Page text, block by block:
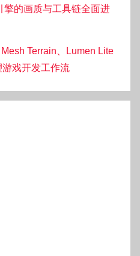
擎的画质与工具链全面进
Terrain、Lumen Lite
戏开发工作流